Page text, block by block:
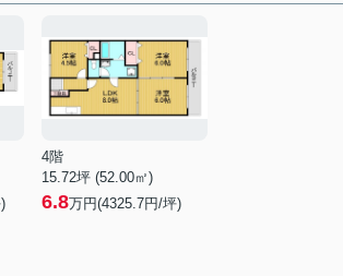
4階
15.72坪 (52.00㎡)
6.8万円(4325.7円/坪)